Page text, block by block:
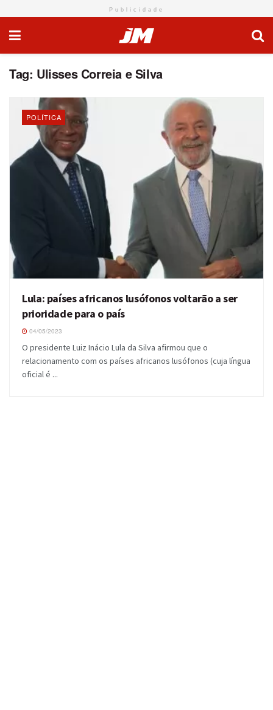
Publicidade
Tag: Ulisses Correia e Silva
POLÍTICA
Lula: países africanos lusófonos voltarão a ser
prioridade para o país
04/05/2023
O presidente Luiz Inácio Lula da Silva afirmou que o
relacionamento com os países africanos lusófonos (cuja língua
oficial é ...